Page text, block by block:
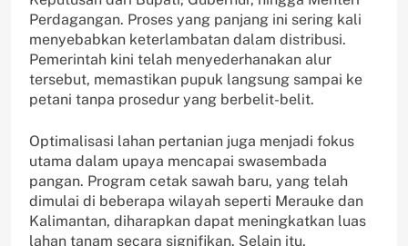
Perdagangan. Proses yang panjang ini sering kali
menyebabkan keterlambatan dalam distribusi.
Pemerintah kini telah menyederhanakan alur
tersebut, memastikan pupuk langsung sampai ke
petani tanpa prosedur yang berbelit-belit.
Optimalisasi lahan pertanian juga menjadi fokus
utama dalam upaya mencapai swasembada
pangan. Program cetak sawah baru, yang telah
dimulai di beberapa wilayah seperti Merauke dan
Kalimantan, diharapkan dapat meningkatkan luas
lahan tanam secara signifikan. Selain itu,